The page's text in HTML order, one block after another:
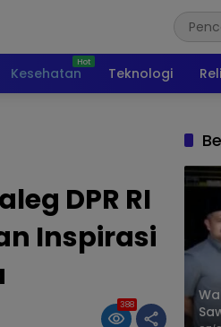
Kesehatan Teknologi
DPR RI
Inspirasi
388